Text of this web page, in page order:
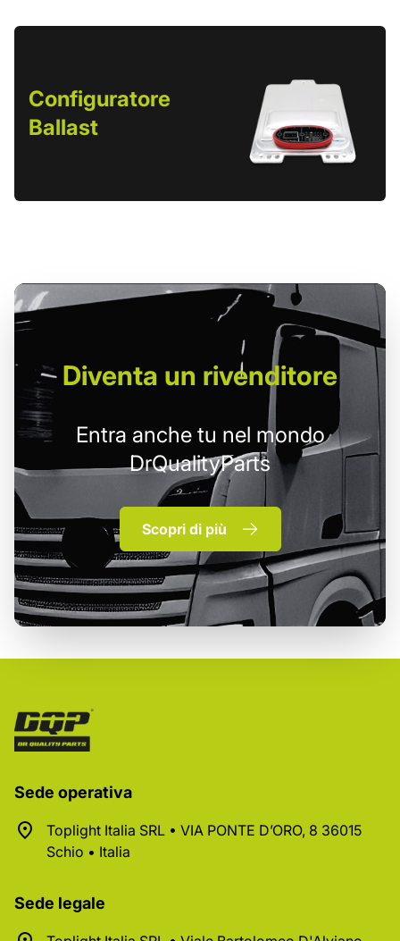
Configuratore
Ballast
Diventa un rivenditore
Entra anche tu nel mondo
DrQualityParts
Scopri di più
Sede operativa
Toplight Italia SRL • VIA PONTE D’ORO, 8 36015
Schio • Italia
Sede legale